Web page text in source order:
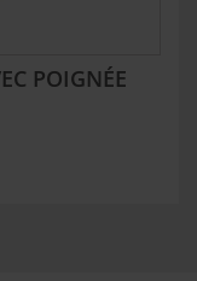
POIGNÉE